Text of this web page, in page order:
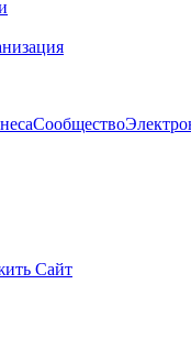
Сообщество
Сайт